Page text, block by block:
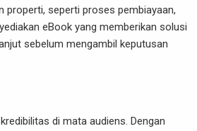
properti, seperti proses pembiayaan,
eBook yang memberikan solusi
sebelum mengambil keputusan
di mata audiens. Dengan